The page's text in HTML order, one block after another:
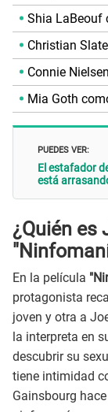
Shia LaBeouf
Christian
Connie
Mia Goth
PUEDES VER:
El estafador
está
¿Quién es
En la película
protagonista
joven y otra a
la interpreta en
descubrir su
tiene intimidad
Gainsbourg